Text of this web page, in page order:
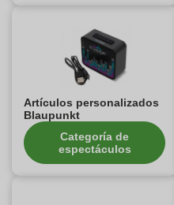
Artículos personalizados
Blaupunkt
Categoría de
espectáculos